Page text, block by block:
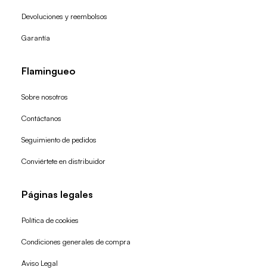
Devoluciones y reembolsos
Garantía
Flamingueo
Sobre nosotros
Contáctanos
Seguimiento de pedidos
Conviértete en distribuidor
Páginas legales
Política de cookies
Condiciones generales de compra
Aviso Legal